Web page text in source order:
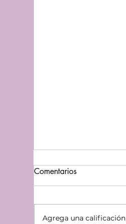
Comentarios
Agrega una calificación